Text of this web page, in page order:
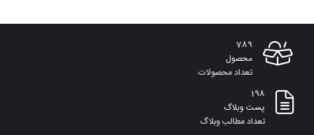
789
محصول
تعداد محصولات
198
پست وبلاگ
تعداد مطالب وبلاگ